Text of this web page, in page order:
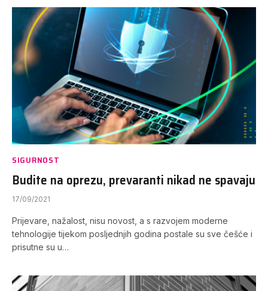
SIGURNOST
Budite na oprezu, prevaranti nikad ne spavaju
17/09/2021
Prijevare, nažalost, nisu novost, a s razvojem moderne
tehnologije tijekom posljednjih godina postale su sve češće i
prisutne su u…